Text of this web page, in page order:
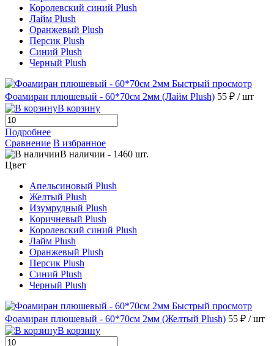
Королевский синий Plush
Лайм Plush
Оранжевый Plush
Персик Plush
Синий Plush
Черный Plush
Быстрый просмотр
Фоамиран плюшевый - 60*70см 2мм (Лайм Plush) 55 ₽ / шт
В корзину
Подробнее
Сравнение В избранное
В наличии - 1460 шт.
Цвет
Апельсиновый Plush
Желтый Plush
Изумрудный Plush
Коричневый Plush
Королевский синий Plush
Лайм Plush
Оранжевый Plush
Персик Plush
Синий Plush
Черный Plush
Быстрый просмотр
Фоамиран плюшевый - 60*70см 2мм (Желтый Plush) 55 ₽ / шт
В корзину